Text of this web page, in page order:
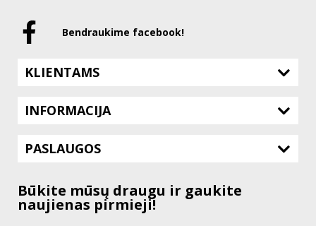
Bendraukime facebook!
KLIENTAMS
INFORMACIJA
PASLAUGOS
Būkite mūsų draugu ir gaukite
naujienas pirmieji!